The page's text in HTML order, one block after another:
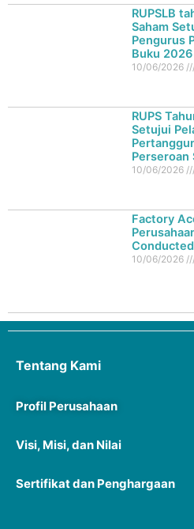
RUPSLB
Saham
Pengurus
Buku 2026
10/06/2026
RUPS
Setujui
Perseroan
10/06/2026
Factory
Conducted
10/06/2026
Tentang Kami
Profil Perusahaan
Visi, Misi, dan Nilai
Sertifikat dan Penghargaan